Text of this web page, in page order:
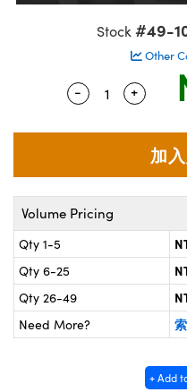
Sputtering) Coated Optics
Elements (DOE) | 繞射
Lenses | 變焦鏡頭模組
Targets | 顯微鏡標靶
Stage Micrometers | 刻劃板或
Mechanics | 顯微鏡用結構件
and Couplers | 中繼鏡或耦
Microscopes | 袖珍顯
鏡
放大鏡
Interface Cameras | 高速接
| 模擬相機
| 成像系統
Development Systems
Labs™
Stock #49-
Other
Quantity
- Use
+
Volume Pricing
Qty 1-5
Qty 6-25
Qty 26-49
Need More?
+ Add